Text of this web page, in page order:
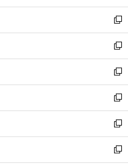
開
く
ウ
で
開
く
ン
ド
ウ
で
開
く
ウ
ィ
ン
ド
ウ
で
開
く
新
し
い
ウ
ィ
ン
ド
ウ
で
開
く
新
し
い
ウ
ィ
ン
ド
ウ
で
開
新
し
い
ウ
ィ
ン
ド
ウ
新
し
い
ウ
ィ
ン
新
し
い
新